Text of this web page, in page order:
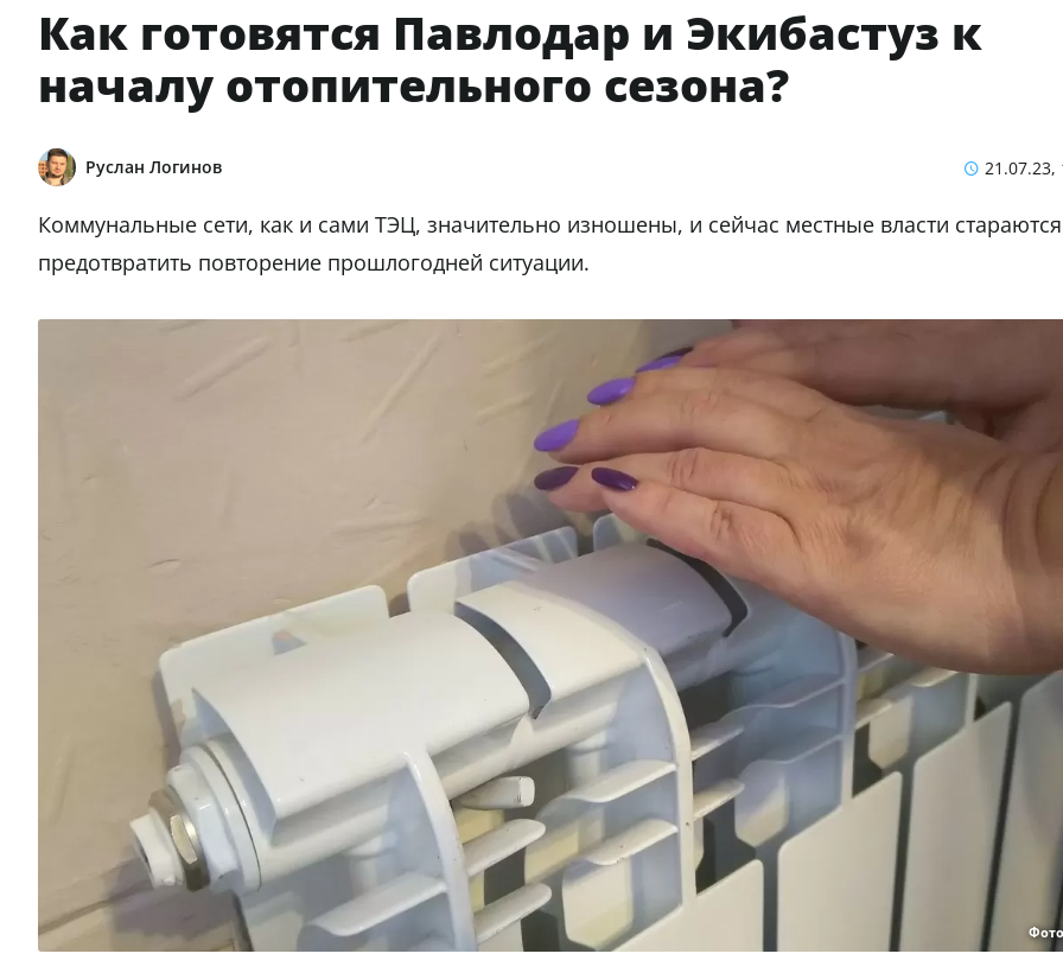
Как готовятся Павлодар и Экибастуз к
началу отопительного сезона?
Руслан Логинов 21.07.23,
Коммунальные сети, как и сами ТЭЦ, значительно изношены, и сейчас местные власти стараются
предотвратить повторение прошлогодней ситуации.